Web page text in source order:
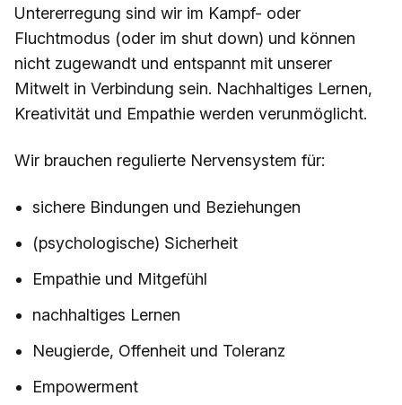
Untererregung sind wir im Kampf- oder
Fluchtmodus (oder im shut down) und können
nicht zugewandt und entspannt mit unserer
Mitwelt in Verbindung sein. Nachhaltiges Lernen,
Kreativität und Empathie werden verunmöglicht.
Wir brauchen regulierte Nervensystem für:
sichere Bindungen und Beziehungen
(psychologische) Sicherheit
Empathie und Mitgefühl
nachhaltiges Lernen
Neugierde, Offenheit und Toleranz
Empowerment